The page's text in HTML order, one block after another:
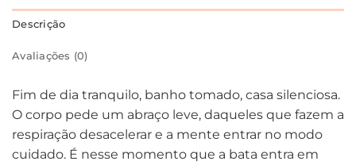
Descrição
Avaliações (0)
Fim de dia tranquilo, banho tomado, casa silenciosa.
O corpo pede um abraço leve, daqueles que fazem a
respiração desacelerar e a mente entrar no modo
cuidado. É nesse momento que a bata entra em